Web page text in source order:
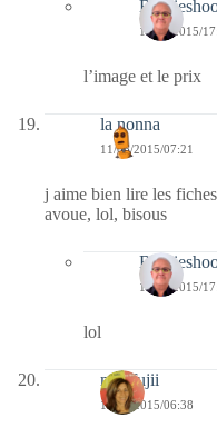
11/06/2015/
l’image et le prix
la nonna
11/06/2015/07:21
j aime bien lire les
avoue, lol, bisous
11/06/2015/
lol
missfujii
11/06/2015/06:38